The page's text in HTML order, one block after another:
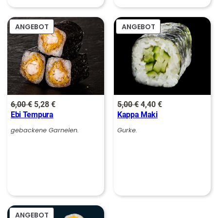
0
€
ANGEBOTPRODUKT
IM
ANGEBOT
6,00€ Ursprünglicher
Preis
war:
5,28€Aktueller
ist:
Ebi Tempura
gebackene Garnelen.
ANGEBOTPRODUKT
IM
ANGEBOT
5,00€ Ursprünglicher
Preis
4,40€Aktueller
Kappa Maki
Gurke.
ANGEBOTPRODUKT